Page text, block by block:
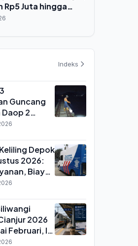
Rp5 Juta hingga
bagi Warga yang
Indeks
Guncang
Daop 2
Rel
Depok
2026:
Biaya
dan Syarat
2026
Februari, Ini